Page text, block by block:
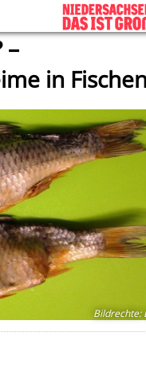
–
in
Bildrechte: